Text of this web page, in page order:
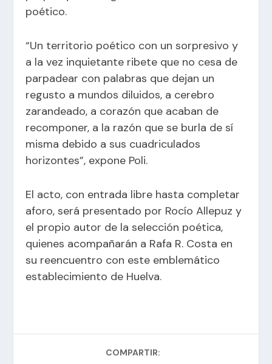
poético.
“Un territorio poético con un sorpresivo y
a la vez inquietante ribete que no cesa de
parpadear con palabras que dejan un
regusto a mundos diluidos, a cerebro
zarandeado, a corazón que acaban de
recomponer, a la razón que se burla de sí
misma debido a sus cuadriculados
horizontes”, expone Poli.
El acto, con entrada libre hasta completar
aforo, será presentado por Rocío Allepuz y
el propio autor de la selección poética,
quienes acompañarán a Rafa R. Costa en
su reencuentro con este emblemático
establecimiento de Huelva.
COMPARTIR: